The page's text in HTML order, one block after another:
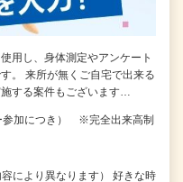
用し、身体測定やアンケート
。 来所が無くご自宅で出来る
する案件もございます…
参加につき） ※完全出来高制
により異なります） 好きな時